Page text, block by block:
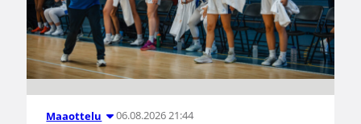
Maaottelu 06.08.2026 21:44